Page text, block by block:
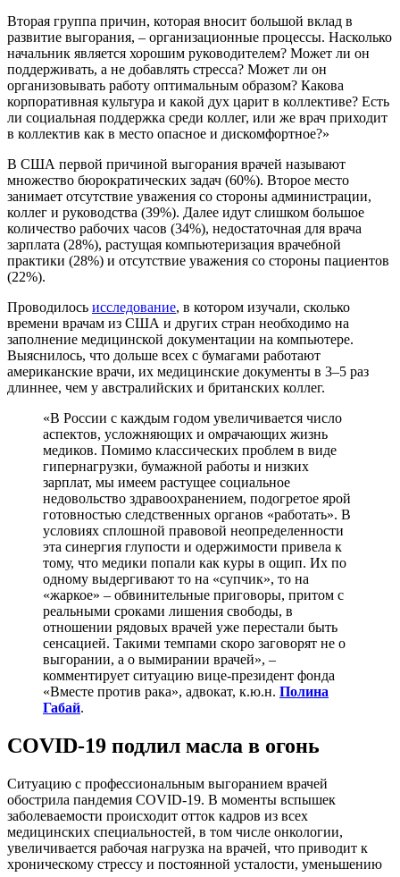
Вторая группа причин, которая вносит большой вклад в
развитие выгорания, – организационные процессы. Насколько
начальник является хорошим руководителем? Может ли он
поддерживать, а не добавлять стресса? Может ли он
организовывать работу оптимальным образом? Какова
корпоративная культура и какой дух царит в коллективе? Есть
ли социальная поддержка среди коллег, или же врач приходит
в коллектив как в место опасное и дискомфортное?»
В США первой причиной выгорания врачей называют
множество бюрократических задач (60%). Второе место
занимает отсутствие уважения со стороны администрации,
коллег и руководства (39%). Далее идут слишком большое
количество рабочих часов (34%), недостаточная для врача
зарплата (28%), растущая компьютеризация врачебной
практики (28%) и отсутствие уважения со стороны пациентов
(22%).
Проводилось исследование, в котором изучали, сколько
времени врачам из США и других стран необходимо на
заполнение медицинской документации на компьютере.
Выяснилось, что дольше всех с бумагами работают
американские врачи, их медицинские документы в 3–5 раз
длиннее, чем у австралийских и британских коллег.
«В России с каждым годом увеличивается число
аспектов, усложняющих и омрачающих жизнь
медиков. Помимо классических проблем в виде
гипернагрузки, бумажной работы и низких
зарплат, мы имеем растущее социальное
недовольство здравоохранением, подогретое ярой
готовностью следственных органов «работать». В
условиях сплошной правовой неопределенности
эта синергия глупости и одержимости привела к
тому, что медики попали как куры в ощип. Их по
одному выдергивают то на «супчик», то на
«жаркое» – обвинительные приговоры, притом с
реальными сроками лишения свободы, в
отношении рядовых врачей уже перестали быть
сенсацией. Такими темпами скоро заговорят не о
выгорании, а о вымирании врачей», –
комментирует ситуацию вице-президент фонда
«Вместе против рака», адвокат, к.ю.н. Полина
Габай.
COVID-19 подлил масла в огонь
Ситуацию с профессиональным выгоранием врачей
обострила пандемия COVID-19. В моменты вспышек
заболеваемости происходит отток кадров из всех
медицинских специальностей, в том числе онкологии,
увеличивается рабочая нагрузка на врачей, что приводит к
хроническому стрессу и постоянной усталости, уменьшению